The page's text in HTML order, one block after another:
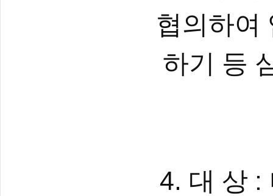
협의하여
하기 등
4. 대 상 :